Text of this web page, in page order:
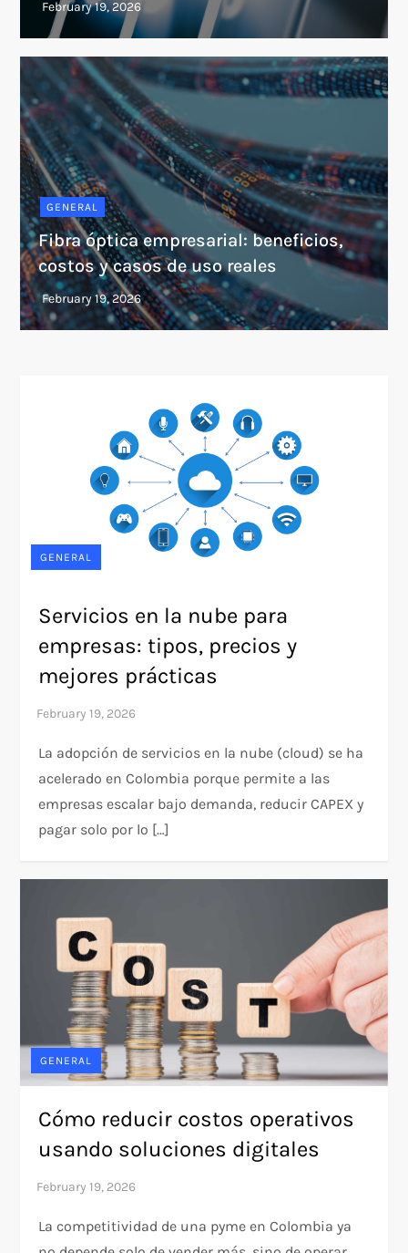
GENERAL
Fibra óptica empresarial: beneficios,
costos y casos de uso reales
GENERAL
Servicios en la nube para
empresas: tipos, precios y
mejores prácticas
La adopción de servicios en la nube (cloud) se ha
acelerado en Colombia porque permite a las
empresas escalar bajo demanda, reducir CAPEX y
pagar solo por lo […]
GENERAL
Cómo reducir costos operativos
usando soluciones digitales
La competitividad de una pyme en Colombia ya